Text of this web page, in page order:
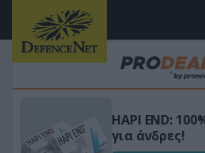
Μεταμόρφωσε
Ultra Box
μπαταρία